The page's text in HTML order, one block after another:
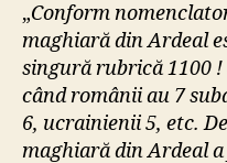
„Conform
maghiară din Ardeal
singură rubrică 1100 !
când românii au 7
6, ucrainienii 5, etc.
maghiară din Ardeal